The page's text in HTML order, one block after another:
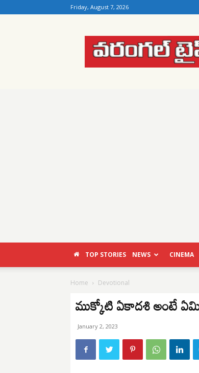
Friday, August 7, 2026
Warangal
Times
TOP STORIES NEWS CINEMA
Home Devotional
ముక్కోటి ఏకాదశి అంటే
January 2, 2023